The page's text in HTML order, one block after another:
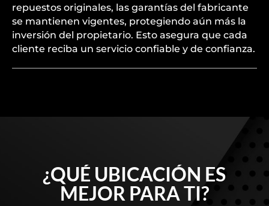
repuestos originales, las garantías del fabricante
se mantienen vigentes, protegiendo aún más la
inversión del propietario. Esto asegura que cada
cliente reciba un servicio confiable y de confianza.
¿QUÉ UBICACIÓN ES
MEJOR PARA TI?